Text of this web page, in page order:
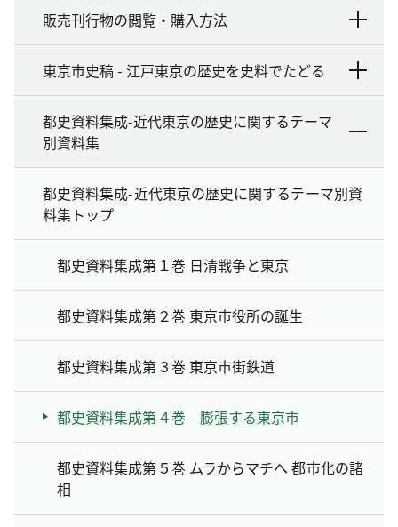
販売刊行物の閲覧・購入方法
東京市史稿 - 江戸東京の歴史を史料でたどる
都史資料集成-近代東京の歴史に関するテーマ
別資料集
都史資料集成-近代東京の歴史に関するテーマ別資
料集トップ
都史資料集成第１巻 日清戦争と東京
都史資料集成第２巻 東京市役所の誕生
都史資料集成第３巻 東京市街鉄道
都史資料集成第４巻 膨張する東京市
都史資料集成第５巻 ムラからマチへ 都市化の諸
相